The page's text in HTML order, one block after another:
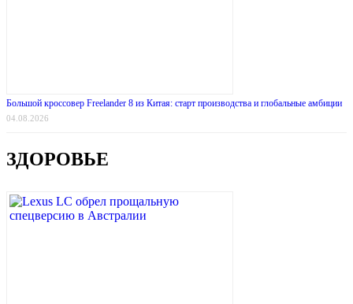
Большой кроссовер Freelander 8 из Китая: старт производства и глобальные амбиции
04.08.2026
ЗДОРОВЬЕ